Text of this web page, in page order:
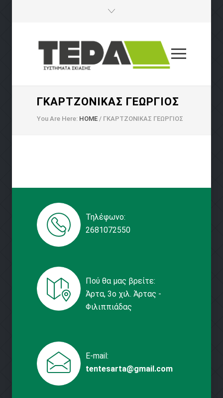
ΓΚΑΡΤΖΟΝΊΚΑΣ ΓΕΏΡΓΙΟΣ
You Are Here: HOME / ΓΚΑΡΤΖΟΝΊΚΑΣ ΓΕΏΡΓΙΟΣ
Τηλέφωνο:
2681072550
Πού θα μας βρείτε:
Άρτα, 3ο χιλ. Άρτας -
Φιλιππιάδας
E-mail:
tentesarta@gmail.com